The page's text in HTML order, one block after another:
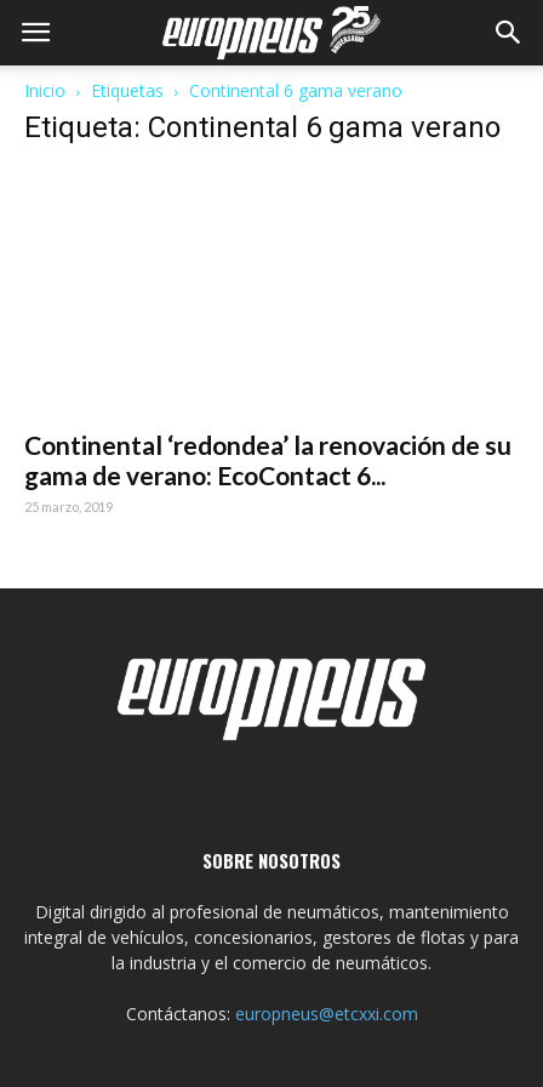
Inicio Etiquetas Continental 6 gama verano
Etiqueta: Continental 6 gama verano
Continental ‘redondea’ la renovación de su
gama de verano: EcoContact 6...
25 marzo, 2019
SOBRE NOSOTROS
Digital dirigido al profesional de neumáticos, mantenimiento
integral de vehículos, concesionarios, gestores de flotas y para
la industria y el comercio de neumáticos.
Contáctanos: europneus@etcxxi.com